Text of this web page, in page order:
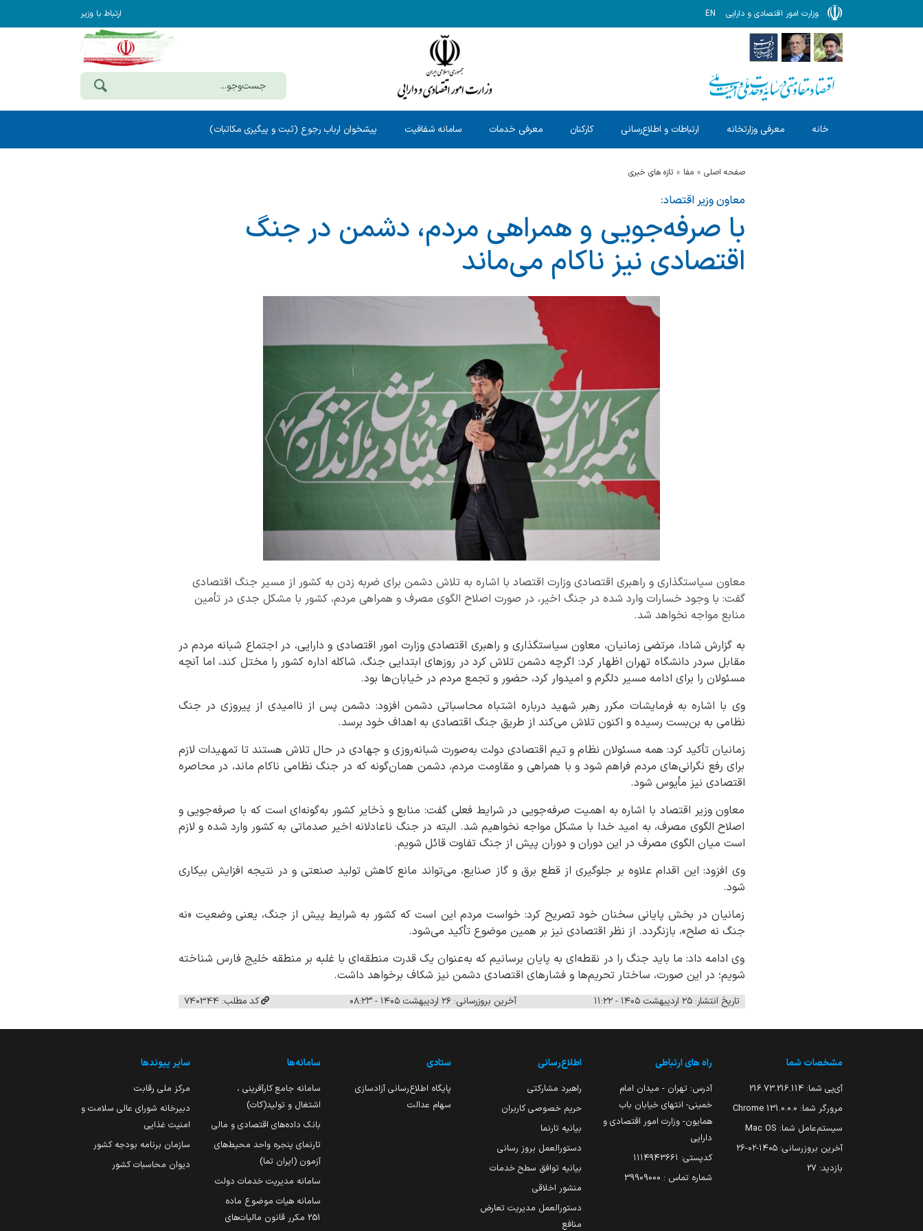
وزارت امور اقتصادی و دارایی EN ارتباط با وزیر
خانه معرفی وزارتخانه ارتباطات و اطلاع‌رسانی کارکنان معرفی خدمات سامانه شفافیت پیشخوان ارباب رجوع (ثبت و پیگیری مکاتبات)
صفحه اصلی مفا تازه های خبری
معاون وزیر اقتصاد:
با صرفه‌جویی و همراهی مردم، دشمن در جنگ
اقتصادی نیز ناکام می‌ماند
معاون سیاستگذاری و راهبری اقتصادی وزارت اقتصاد با اشاره به تلاش دشمن برای ضربه زدن به کشور از مسیر جنگ اقتصادی
گفت: با وجود خسارات وارد شده در جنگ اخیر، در صورت اصلاح الگوی مصرف و همراهی مردم، کشور با مشکل جدی در تأمین
منابع مواجه نخواهد شد.
به گزارش شادا، مرتضی زمانیان، معاون سیاستگذاری و راهبری اقتصادی وزارت امور اقتصادی و دارایی، در اجتماع شبانه مردم در
مقابل سردر دانشگاه تهران اظهار کرد: اگرچه دشمن تلاش کرد در روزهای ابتدایی جنگ، شاکله اداره کشور را مختل کند، اما آنچه
مسئولان را برای ادامه مسیر دلگرم و امیدوار کرد، حضور و تجمع مردم در خیابان‌ها بود.
وی با اشاره به فرمایشات مکرر رهبر شهید درباره اشتباه محاسباتی دشمن افزود: دشمن پس از ناامیدی از پیروزی در جنگ
نظامی به بن‌بست رسیده و اکنون تلاش می‌کند از طریق جنگ اقتصادی به اهداف خود برسد.
زمانیان تأکید کرد: همه مسئولان نظام و تیم اقتصادی دولت به‌صورت شبانه‌روزی و جهادی در حال تلاش هستند تا تمهیدات لازم
برای رفع نگرانی‌های مردم فراهم شود و با همراهی و مقاومت مردم، دشمن همان‌گونه که در جنگ نظامی ناکام ماند، در محاصره
اقتصادی نیز مأیوس شود.
معاون وزیر اقتصاد با اشاره به اهمیت صرفه‌جویی در شرایط فعلی گفت: منابع و ذخایر کشور به‌گونه‌ای است که با صرفه‌جویی و
اصلاح الگوی مصرف، به امید خدا با مشکل مواجه نخواهیم شد. البته در جنگ ناعادلانه اخیر صدماتی به کشور وارد شده و لازم
است میان الگوی مصرف در این دوران و دوران پیش از جنگ تفاوت قائل شویم.
وی افزود: این اقدام علاوه بر جلوگیری از قطع برق و گاز صنایع، می‌تواند مانع کاهش تولید صنعتی و در نتیجه افزایش بیکاری
شود.
زمانیان در بخش پایانی سخنان خود تصریح کرد: خواست مردم این است که کشور به شرایط پیش از جنگ، یعنی وضعیت «نه
جنگ نه صلح»، بازنگردد. از نظر اقتصادی نیز بر همین موضوع تأکید می‌شود.
وی ادامه داد: ما باید جنگ را در نقطه‌ای به پایان برسانیم که به‌عنوان یک قدرت منطقه‌ای با غلبه بر منطقه خلیج فارس شناخته
شویم؛ در این صورت، ساختار تحریم‌ها و فشارهای اقتصادی دشمن نیز شکاف برخواهد داشت.
تاریخ انتشار: ۲۵ اردیبهشت ۱۴۰۵ - ۱۱:۲۲ آخرین بروزرسانی: ۲۶ اردیبهشت ۱۴۰۵ - ۰۸:۲۳ کد مطلب: 740344
مشخصات شما
آی‌پی شما: 216.73.216.114
مرورگر شما: 131.0.0.0 Chrome
سیستم‌عامل شما: Mac OS
آخرین بروزرسانی: ۱۴۰۵-۰۲-۲۶
بازدید: 27
راه های ارتباطی
آدرس: تهران - میدان امام
خمینی- انتهای خیابان باب
همایون- وزارت امور اقتصادی و
دارایی
کدپستی: ۱۱۱۴۹۴۳۶۶۱
شماره تماس : 39909000
اطلاع‌رسانی
راهبرد مشارکتی
حریم خصوصی کاربران
بیانیه تارنما
دستورالعمل بروز رسانی
بیانیه توافق سطح خدمات
منشور اخلاقی
دستورالعمل مدیریت تعارض
منافع
ستادی
پایگاه اطلاع‌رسانی آزادسازی
سهام عدالت
سامانه‌ها
سامانه جامع کارآفرینی ،
اشتغال و تولید(کات)
بانک داده‌های اقتصادی و مالی
تارنمای پنجره واحد محیط‌های
آزمون (ایران تما)
سامانه مدیریت خدمات دولت
سامانه هیات موضوع ماده
251 مکرر قانون مالیات‌های
سایر پیوندها
مرکز ملی رقابت
دبیرخانه شورای عالی سلامت و
امنیت غذایی
سازمان برنامه بودجه کشور
دیوان محاسبات کشور